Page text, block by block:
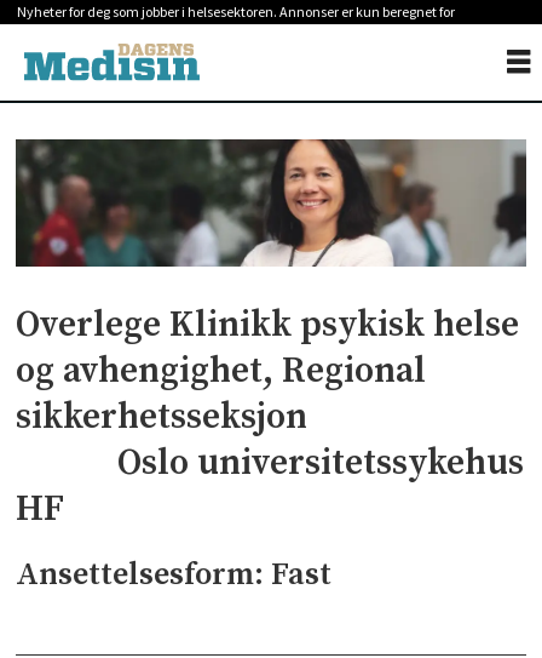
Nyheter for deg som jobber i helsesektoren. Annonser er kun beregnet for
Overlege Klinikk psykisk helse
og avhengighet, Regional
sikkerhetsseksjon
Oslo universitetssykehus
HF
Ansettelsesform: Fast